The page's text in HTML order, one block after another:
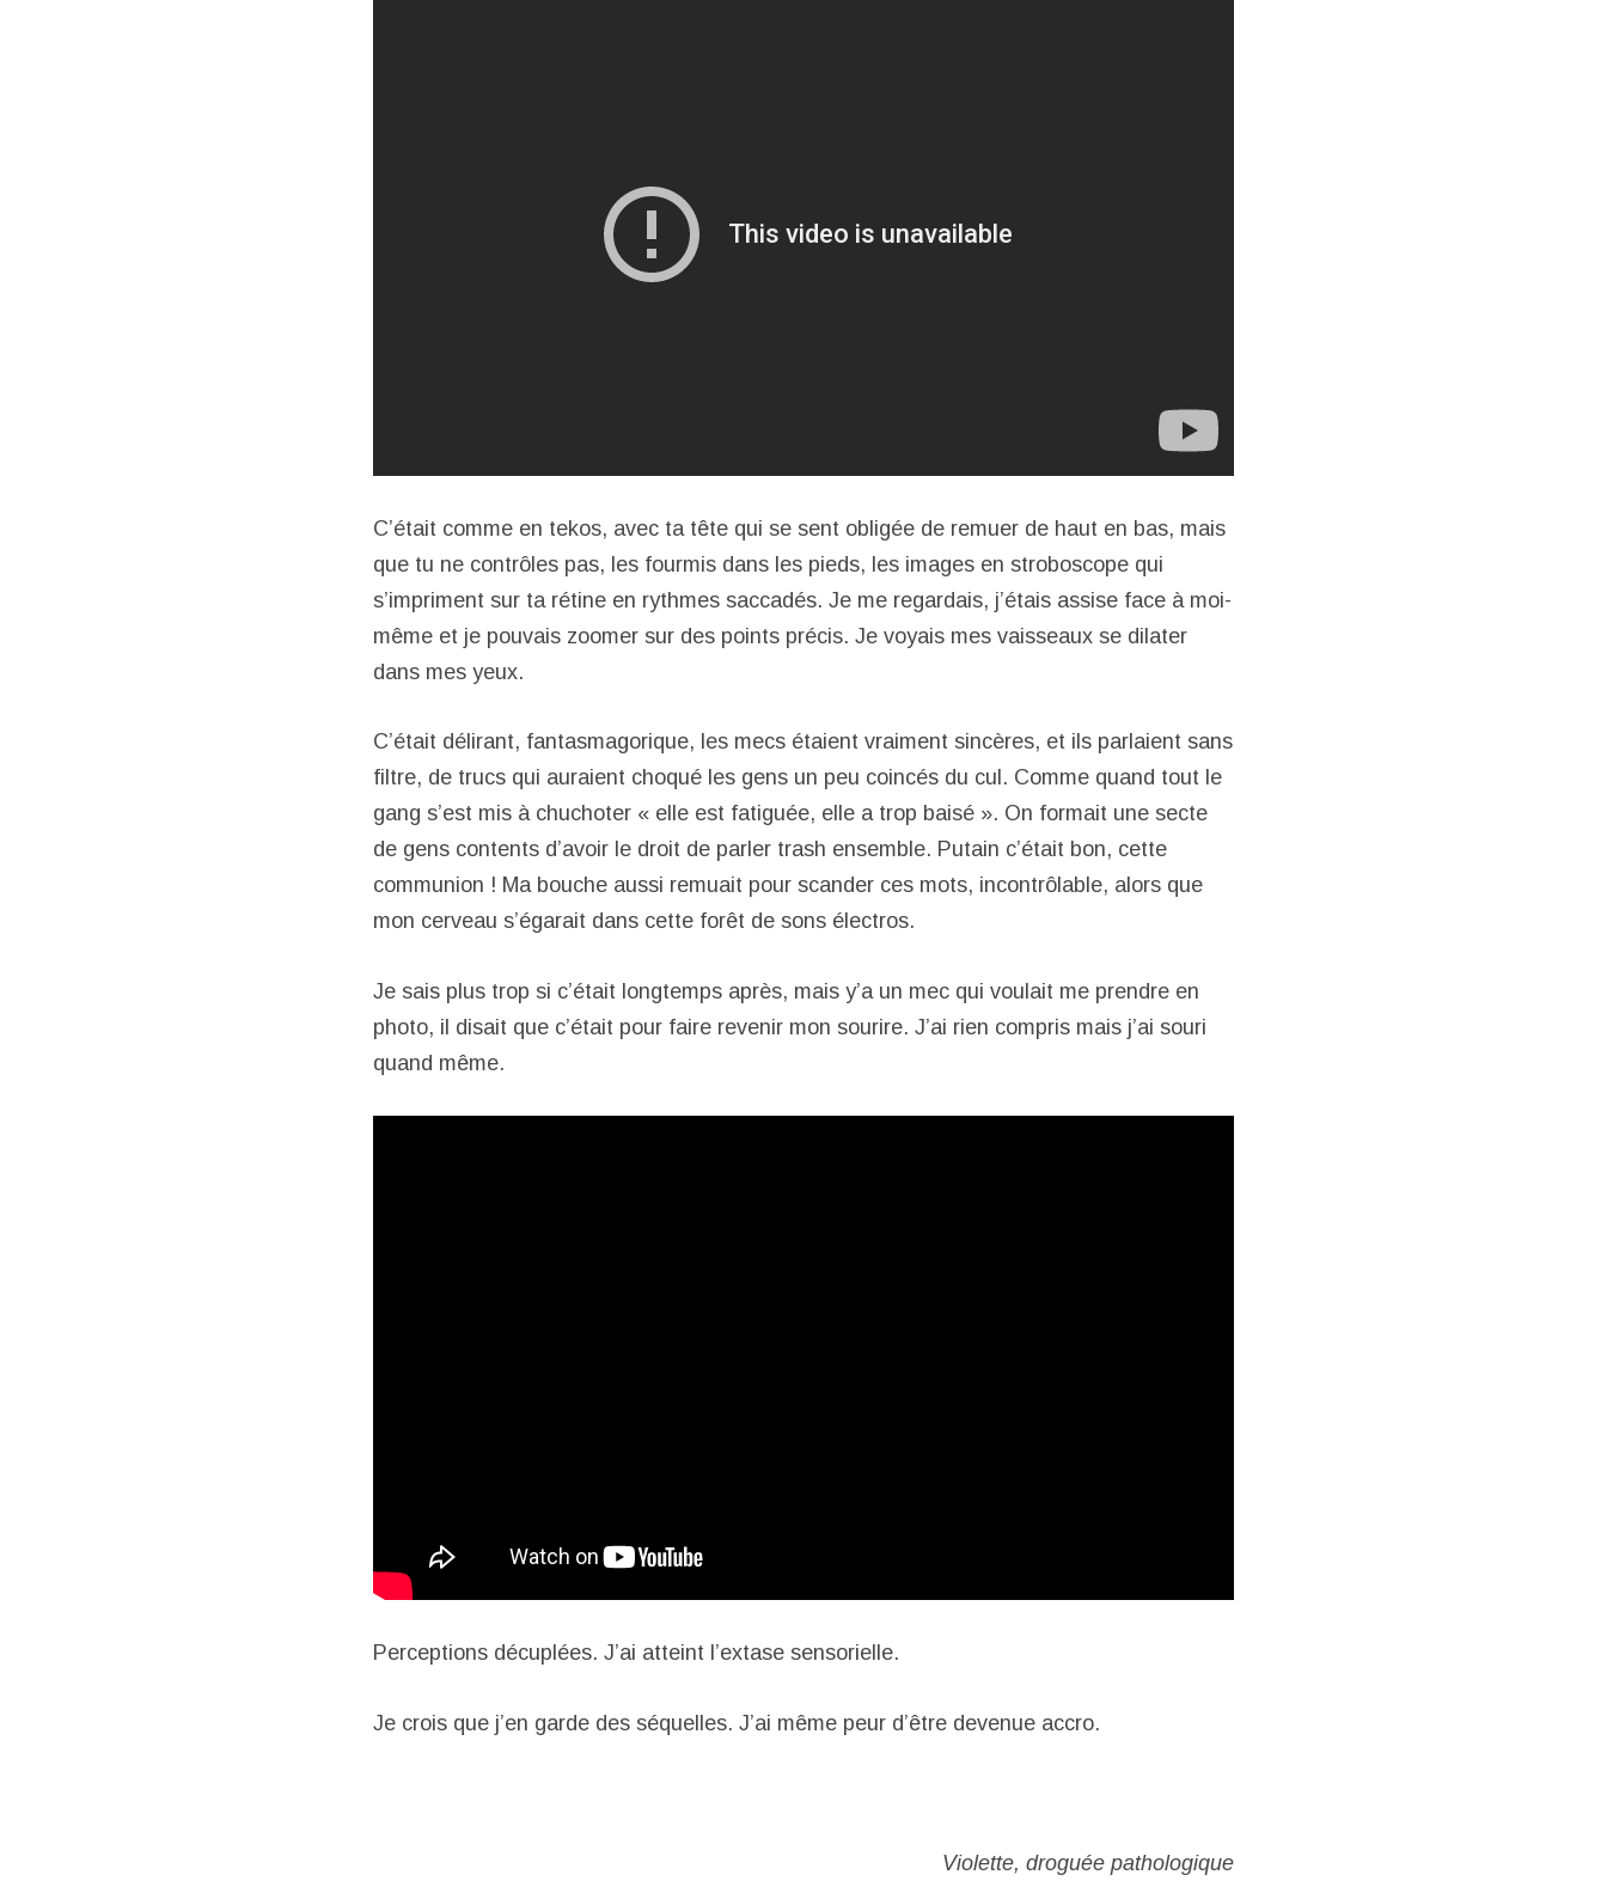
C’était comme en tekos, avec ta tête qui se sent obligée de remuer de haut en bas, mais
que tu ne contrôles pas, les fourmis dans les pieds, les images en stroboscope qui
s’impriment sur ta rétine en rythmes saccadés. Je me regardais, j’étais assise face à moi-
même et je pouvais zoomer sur des points précis. Je voyais mes vaisseaux se dilater
dans mes yeux.
C’était délirant, fantasmagorique, les mecs étaient vraiment sincères, et ils parlaient sans
filtre, de trucs qui auraient choqué les gens un peu coincés du cul. Comme quand tout le
gang s’est mis à chuchoter « elle est fatiguée, elle a trop baisé ». On formait une secte
de gens contents d’avoir le droit de parler trash ensemble. Putain c’était bon, cette
communion ! Ma bouche aussi remuait pour scander ces mots, incontrôlable, alors que
mon cerveau s’égarait dans cette forêt de sons électros.
Je sais plus trop si c’était longtemps après, mais y’a un mec qui voulait me prendre en
photo, il disait que c’était pour faire revenir mon sourire. J’ai rien compris mais j’ai souri
quand même.
Perceptions décuplées. J’ai atteint l’extase sensorielle.
Je crois que j’en garde des séquelles. J’ai même peur d’être devenue accro.
Violette, droguée pathologique